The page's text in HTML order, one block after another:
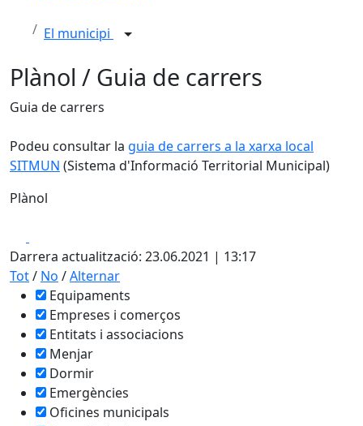
El municipi
Plànol / Guia de carrers
Guia de carrers
Podeu consultar la guia de carrers a la xarxa local
SITMUN (Sistema d'Informació Territorial Municipal)
Plànol
+
−
Darrera actualització: 23.06.2021 | 13:17
Tot/ No /Alternar
Equipaments
Empreses i comerços
Entitats i associacions
Menjar
Dormir
Emergències
Oficines municipals